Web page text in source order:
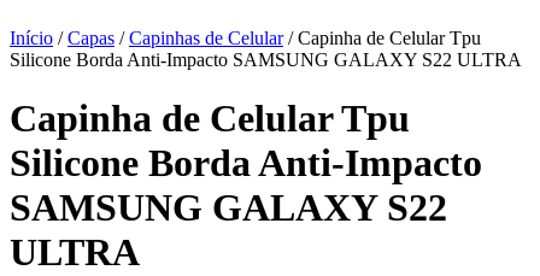
Início /Capas /Capinhas de Celular/ Capinha de Celular Tpu
Silicone Borda Anti-Impacto SAMSUNG GALAXY S22 ULTRA
Capinha de Celular Tpu
Silicone Borda Anti-Impacto
SAMSUNG GALAXY S22
ULTRA